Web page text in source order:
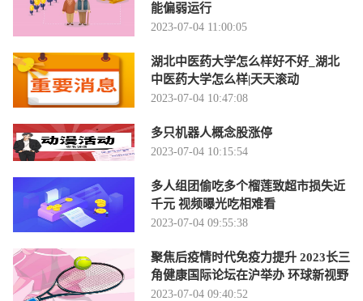
能偏弱运行
2023-07-04 11:00:05
湖北中医药大学怎么样好不好_湖北
中医药大学怎么样|天天滚动
2023-07-04 10:47:08
多只机器人概念股涨停
2023-07-04 10:15:54
多人组团偷吃多个榴莲致超市损失近
千元 视频曝光吃相难看
2023-07-04 09:55:38
聚焦后疫情时代免疫力提升 2023长三
角健康国际论坛在沪举办 环球新视野
2023-07-04 09:40:52